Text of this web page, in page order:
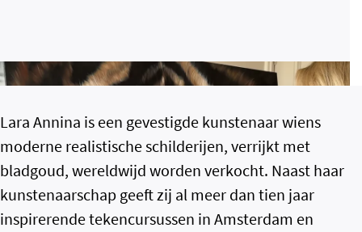
Lara Annina is een gevestigde kunstenaar wiens
moderne realistische schilderijen, verrijkt met
bladgoud, wereldwijd worden verkocht. Naast haar
kunstenaarschap geeft zij al meer dan tien jaar
inspirerende tekencursussen in Amsterdam en